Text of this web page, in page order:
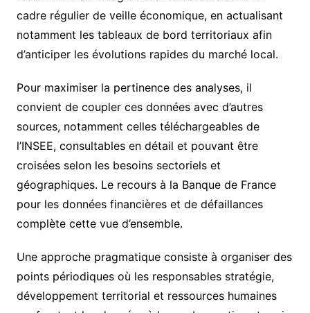
cadre régulier de veille économique, en actualisant
notamment les tableaux de bord territoriaux afin
d’anticiper les évolutions rapides du marché local.
Pour maximiser la pertinence des analyses, il
convient de coupler ces données avec d’autres
sources, notamment celles téléchargeables de
l’INSEE, consultables en détail et pouvant être
croisées selon les besoins sectoriels et
géographiques. Le recours à la Banque de France
pour les données financières et de défaillances
complète cette vue d’ensemble.
Une approche pragmatique consiste à organiser des
points périodiques où les responsables stratégie,
développement territorial et ressources humaines